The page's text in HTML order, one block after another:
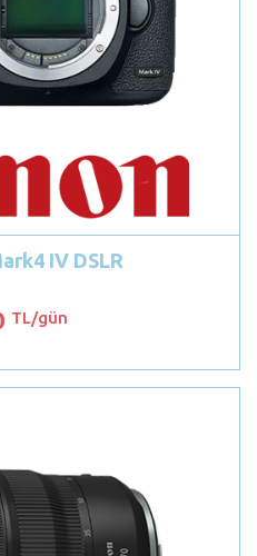
IV DSLR
TL/gün